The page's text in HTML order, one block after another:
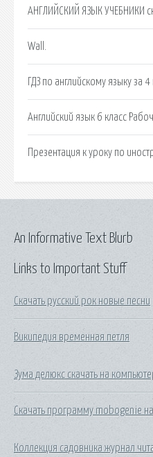
АНГЛИЙСКИЙ ЯЗЫК УЧЕБНИКИ
Wall.
ГДЗ по английскому языку за 4
Английский язык 6 класс
Презентация к уроку по
Links to Important Stuff
Скачать русский рок новые песни
Википедия временная петля
Зума делюкс скачать на
Скачать программу mobogenie
Коллекция садовника журнал
An Informative Text Blurb